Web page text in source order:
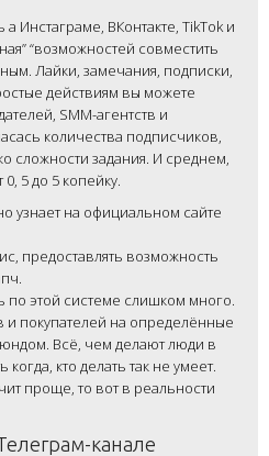
Инстаграме, ВКонтакте, TikTok и
“возможностей совместить
Лайки, замечания, подписки,
действиям вы можете
SMM-агентств и
количества подписчиков,
сложности задания. И среднем,
5 до 5 копейку.
узнает на официальном сайте
предоставлять возможность
по этой системе слишком много.
покупателей на определённые
Всё, чем делают люди в
кто делать так не умеет.
проще, то вот в реальности
канале